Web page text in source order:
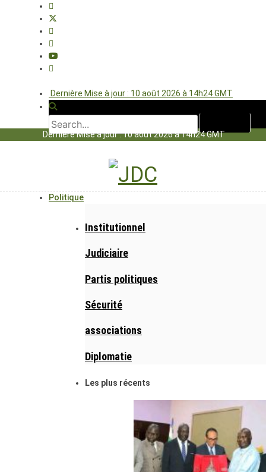
Dernière Mise à jour : 10 août 2026 à 14h24 GMT
Dernière Mise à jour : 10 août 2026 à 14h24 GMT
Politique
Institutionnel
Judiciaire
Partis politiques
Sécurité
associations
Diplomatie
Les plus récents